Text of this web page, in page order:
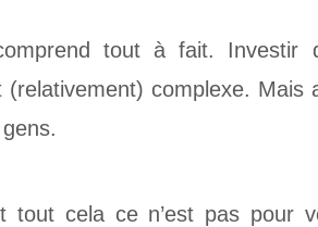
tout à fait. Investir
(relativement) complexe.
tout cela ce n’est pas pour